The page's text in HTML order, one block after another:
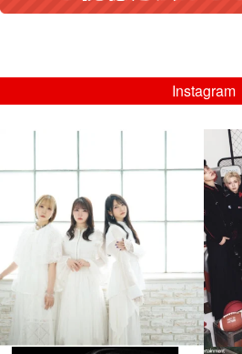
Instagram
...
8月 4
4 0